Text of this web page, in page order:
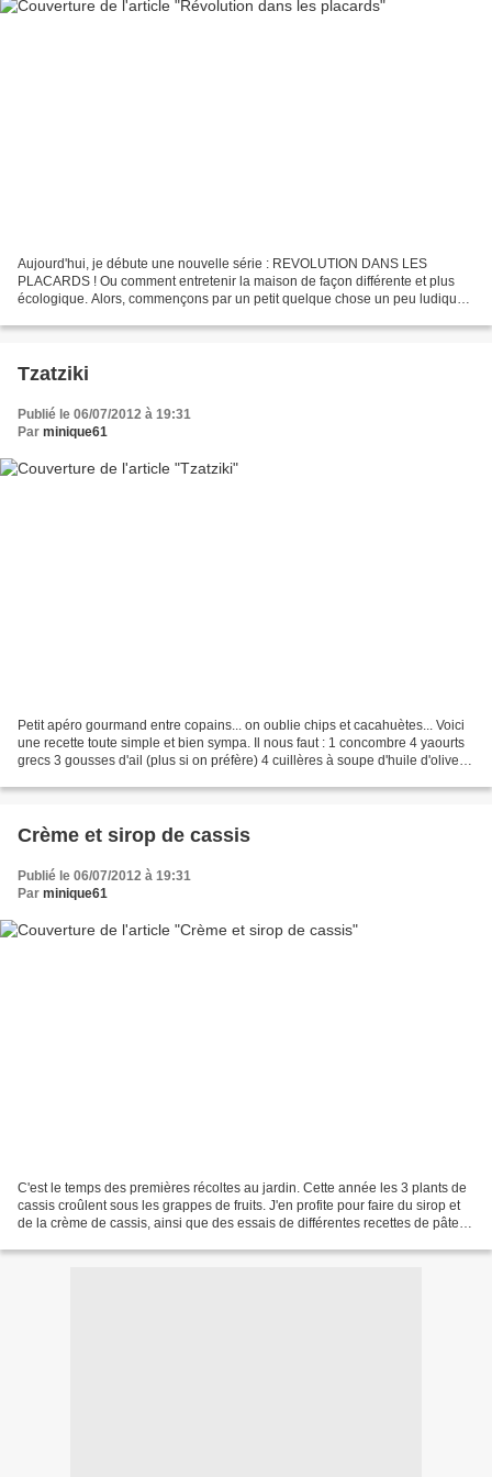
Aujourd'hui, je débute une nouvelle série : REVOLUTION DANS LES
PLACARDS ! Ou comment entretenir la maison de façon différente et plus
écologique. Alors, commençons par un petit quelque chose un peu ludique :
Tzatziki
Publié le 06/07/2012 à 19:31
Par minique61
Petit apéro gourmand entre copains... on oublie chips et cacahuètes... Voici
une recette toute simple et bien sympa. Il nous faut : 1 concombre 4 yaourts
grecs 3 gousses d'ail (plus si on préfère) 4 cuillères à soupe d'huile d'olive 2
Crème et sirop de cassis
Publié le 06/07/2012 à 19:31
Par minique61
C'est le temps des premières récoltes au jardin. Cette année les 3 plants de
cassis croûlent sous les grappes de fruits. J'en profite pour faire du sirop et
de la crème de cassis, ainsi que des essais de différentes recettes de pâtes